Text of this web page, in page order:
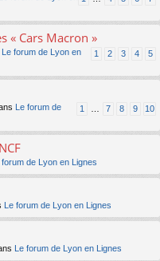
« Cars Macron »
1 2 3 4 5
Le forum de Lyon en
1 7 8 9 10
Le forum de
forum de Lyon en Lignes
Le forum de Lyon en Lignes
Le forum de Lyon en Lignes